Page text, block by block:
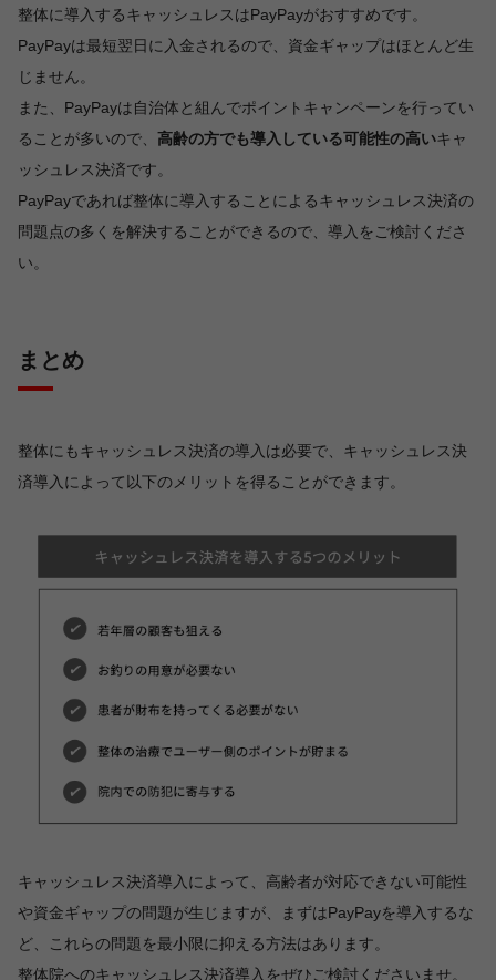
整体に導入するキャッシュレスはPayPayがおすすめです。
PayPayは最短翌日に入金されるので、資金ギャップはほとんど生
じません。
また、PayPayは自治体と組んでポイントキャンペーンを行ってい
ることが多いので、 高齢の方でも導入している可能性の高いキャ
ッシュレス決済です。
PayPayであれば整体に導入することによるキャッシュレス決済の
問題点の多くを解決することができるので、導入をご検討くださ
い。
まとめ
整体にもキャッシュレス決済の導入は必要で、キャッシュレス決
済導入によって以下のメリットを得ることができます。
キャッシュレス決済導入によって、高齢者が対応できない可能性
や資金ギャップの問題が生じますが、まずはPayPayを導入するな
ど、これらの問題を最小限に抑える方法はあります。
整体院へのキャッシュレス決済導入をぜひご検討くださいませ。